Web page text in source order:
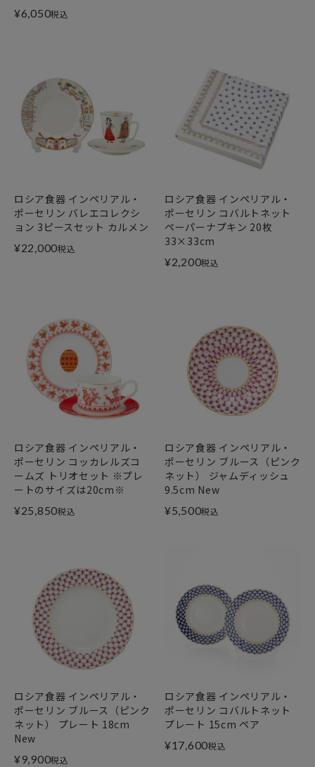
¥6,050税込
ロシア食器 インペリアル・
ポーセリン バレエコレクシ
ョン 3ピースセット カルメン
¥22,000税込
ロシア食器 インペリアル・
ポーセリン コバルトネット
ペーパーナプキン 20枚
33×33cm
¥2,200税込
ロシア食器 インペリアル・
ポーセリン コッカレルズコ
ームズ トリオセット ※プレ
ートのサイズは20cm※
¥25,850税込
ロシア食器 インペリアル・
ポーセリン ブルース（ピンク
ネット） ジャムディッシュ
9.5cm New
¥5,500税込
ロシア食器 インペリアル・
ポーセリン ブルース（ピンク
ネット） プレート 18cm
New
¥9,900税込
ロシア食器 インペリアル・
ポーセリン コバルトネット
プレート 15cm ペア
¥17,600税込